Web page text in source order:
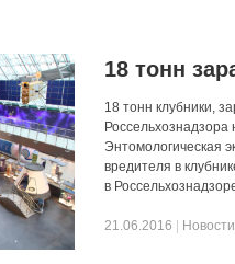
18 тонн
18 тонн клубники,
Энтомологическая
вредителя в
в
21.06.2016 Новости